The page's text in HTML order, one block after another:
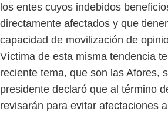
los entes cuyos indebidos
directamente afectados y que
capacidad de movilización de
Víctima de esta misma tendencia
reciente tema, que son las Afores,
presidente declaró que al término
revisarán para evitar afectaciones